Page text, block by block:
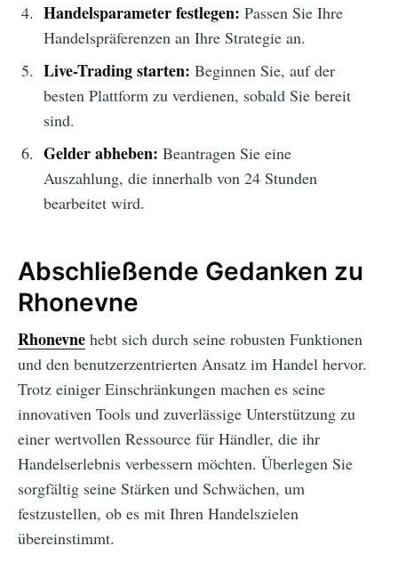
Handelsparameter festlegen: Passen Sie Ihre
Handelspräferenzen an Ihre Strategie an.
Live-Trading starten: Beginnen Sie, auf der
besten Plattform zu verdienen, sobald Sie bereit
sind.
Gelder abheben: Beantragen Sie eine
Auszahlung, die innerhalb von 24 Stunden
bearbeitet wird.
Abschließende Gedanken zu
Rhonevne
Rhonevne hebt sich durch seine robusten Funktionen
und den benutzerzentrierten Ansatz im Handel hervor.
Trotz einiger Einschränkungen machen es seine
innovativen Tools und zuverlässige Unterstützung zu
einer wertvollen Ressource für Händler, die ihr
Handelserlebnis verbessern möchten. Überlegen Sie
sorgfältig seine Stärken und Schwächen, um
festzustellen, ob es mit Ihren Handelszielen
übereinstimmt.